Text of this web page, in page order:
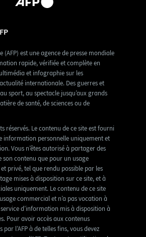
(AFP) est une agence de presse mondiale
rapide, vérifiée et complète en
et infographie sur les
internationale. Des guerres et
sport, au spectacle jusqu’aux grands
de santé, de sciences ou de
réservés. Le contenu de ce site est fourni
information personnelle uniquement et
Vous n’êtes autorisé à partager des
son contenu que pour un usage
privé, tel que rendu possible par les
mises à disposition sur ce site, et à
uniquement. Le contenu de ce site
commercial et n’a pas vocation à
d’information mis à disposition à
Pour avoir accès aux contenus
l’AFP à de telles fins, vous devez